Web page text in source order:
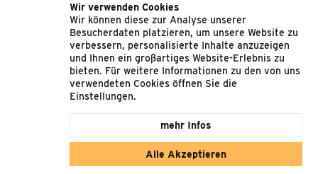
E-Mail-Adresse:
support@pure-gmbh.com
© 2022 pure! GmbH
Impressum
Wir verwenden Cookies
Wir können diese zur Analyse unserer
Besucherdaten platzieren, um unsere Website zu
verbessern, personalisierte Inhalte anzuzeigen
und Ihnen ein großartiges Website-Erlebnis zu
bieten. Für weitere Informationen zu den von uns
verwendeten Cookies öffnen Sie die
Einstellungen.
mehr Infos
Alle Akzeptieren